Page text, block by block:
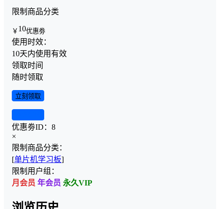
限制商品分类
￥ 10优惠劵
使用时效：
10天内使用有效
领取时间
随时领取
立刻领取
优惠劵ID： 8
×
限制商品分类：
[单片机学习板]
限制用户组：
月会员 年会员 永久VIP